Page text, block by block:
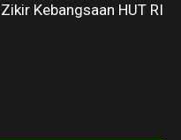
Kebangsaan HUT RI